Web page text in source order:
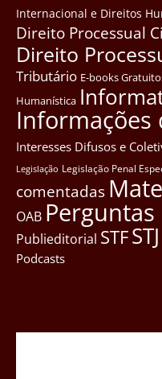
Internacional e Direitos
Direito Processual
Direito
Tributário E-books
Humanística
Informações
Interesses Difusos e
Legislação Legislação Penal
comentadas
OAB Perguntas
Publieditorial STFSTJ
Podcasts